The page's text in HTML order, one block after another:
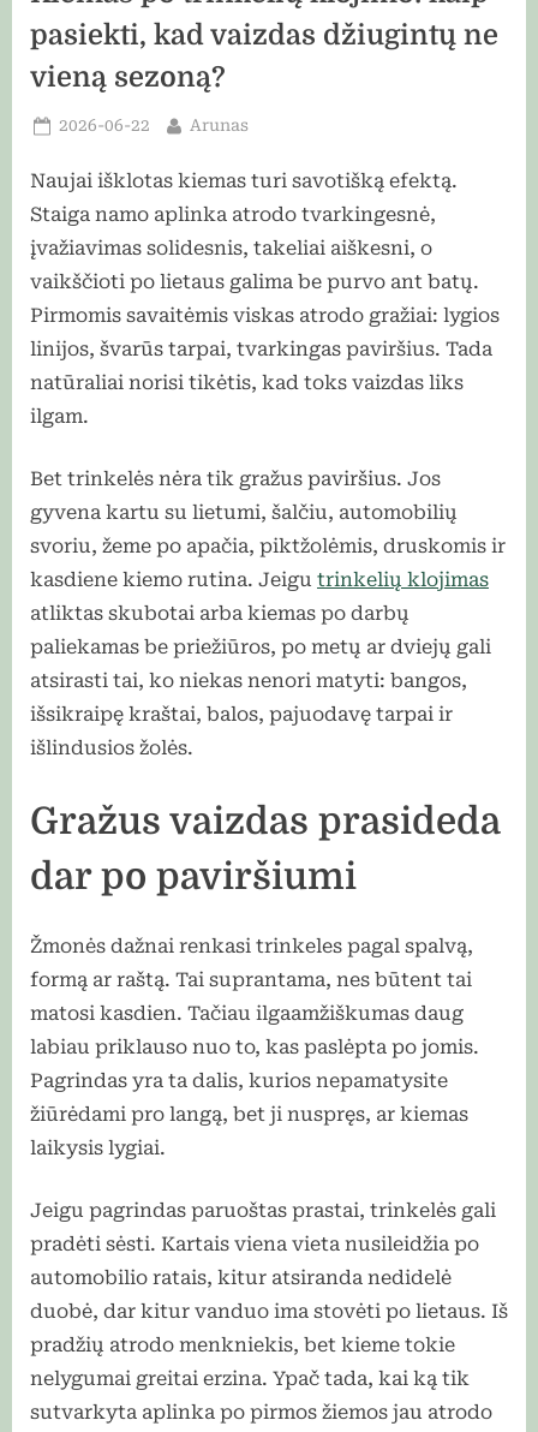
pasiekti, kad vaizdas džiugintų ne
vieną sezoną?
Posted
2026-06-22 By
Arunas
Naujai išklotas kiemas turi savotišką efektą.
Staiga namo aplinka atrodo tvarkingesnė,
įvažiavimas solidesnis, takeliai aiškesni, o
vaikščioti po lietaus galima be purvo ant batų.
Pirmomis savaitėmis viskas atrodo gražiai: lygios
linijos, švarūs tarpai, tvarkingas paviršius. Tada
natūraliai norisi tikėtis, kad toks vaizdas liks
ilgam.
Bet trinkelės nėra tik gražus paviršius. Jos
gyvena kartu su lietumi, šalčiu, automobilių
svoriu, žeme po apačia, piktžolėmis, druskomis ir
kasdiene kiemo rutina. Jeigu trinkelių klojimas
atliktas skubotai arba kiemas po darbų
paliekamas be priežiūros, po metų ar dviejų gali
atsirasti tai, ko niekas nenori matyti: bangos,
išsikraipę kraštai, balos, pajuodavę tarpai ir
išlindusios žolės.
Gražus vaizdas prasideda
dar po paviršiumi
Žmonės dažnai renkasi trinkeles pagal spalvą,
formą ar raštą. Tai suprantama, nes būtent tai
matosi kasdien. Tačiau ilgaamžiškumas daug
labiau priklauso nuo to, kas paslėpta po jomis.
Pagrindas yra ta dalis, kurios nepamatysite
žiūrėdami pro langą, bet ji nuspręs, ar kiemas
laikysis lygiai.
Jeigu pagrindas paruoštas prastai, trinkelės gali
pradėti sėsti. Kartais viena vieta nusileidžia po
automobilio ratais, kitur atsiranda nedidelė
duobė, dar kitur vanduo ima stovėti po lietaus. Iš
pradžių atrodo menkniekis, bet kieme tokie
nelygumai greitai erzina. Ypač tada, kai ką tik
sutvarkyta aplinka po pirmos žiemos jau atrodo